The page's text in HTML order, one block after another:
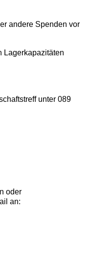
andere Spenden vor
Lagerkapazitäten
unter 089
oder
an: